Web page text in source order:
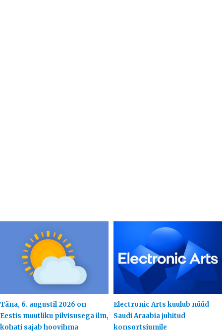
Täna, 6. augustil 2026 on
Eestis muutliku pilvisusega ilm,
kohati sajab hoovihma
Electronic Arts kuulub nüüd
Saudi Araabia juhitud
konsortsiumile